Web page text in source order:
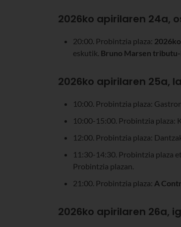
2026ko apirilaren 24a,
20:00. Probintzia plaza:
eskutik. Bruno Marsen
2026ko apirilaren 25a,
10:00. Probintzia plaza:
10:00-15:00. Probintzia plaza:
12:00. Probintzia plaza:
11:30-14:30. Probintzia plaza
Probintzia plazan.
21:00. Probintzia plaza: A
2026ko apirilaren 26a,